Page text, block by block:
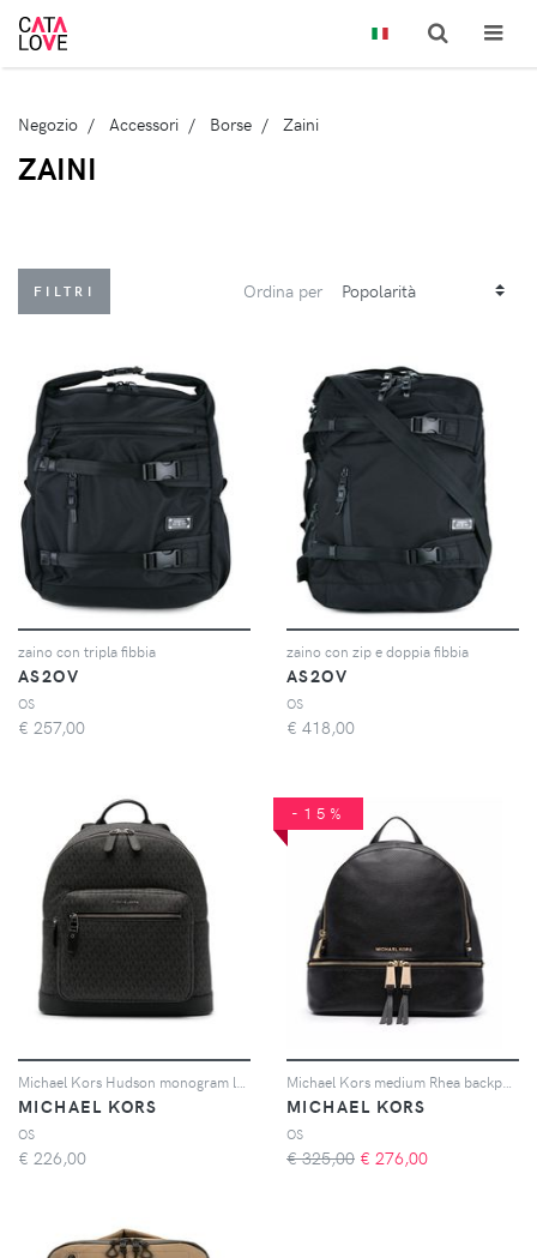
Negozio Accessori Borse Zaini
ZAINI
FILTRI Ordina per
zaino con tripla fibbia
AS2OV
OS
€ 257,00
zaino con zip e doppia fibbia
AS2OV
OS
€ 418,00
Michael Kors Hudson monogram leather backpack - Nero
MICHAEL KORS
OS
€ 226,00
-15%
Michael Kors medium Rhea backpack - Nero
MICHAEL KORS
OS
€ 325,00 € 276,00